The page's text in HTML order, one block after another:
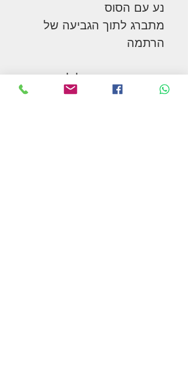
נע עם הסוס
מתברג לתוך הגביעה של
הרתמה
התנועה קוסמים לילדים